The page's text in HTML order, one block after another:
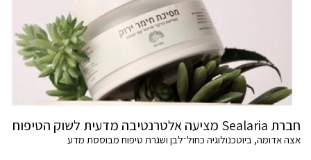
חברת Sealaria מציעה אלטרנטיבה מדעית לשוק הטיפוח
אצה אדומה, ביוטכנולוגיה כחול־לבן ושגרת טיפוח מבוססת מדע